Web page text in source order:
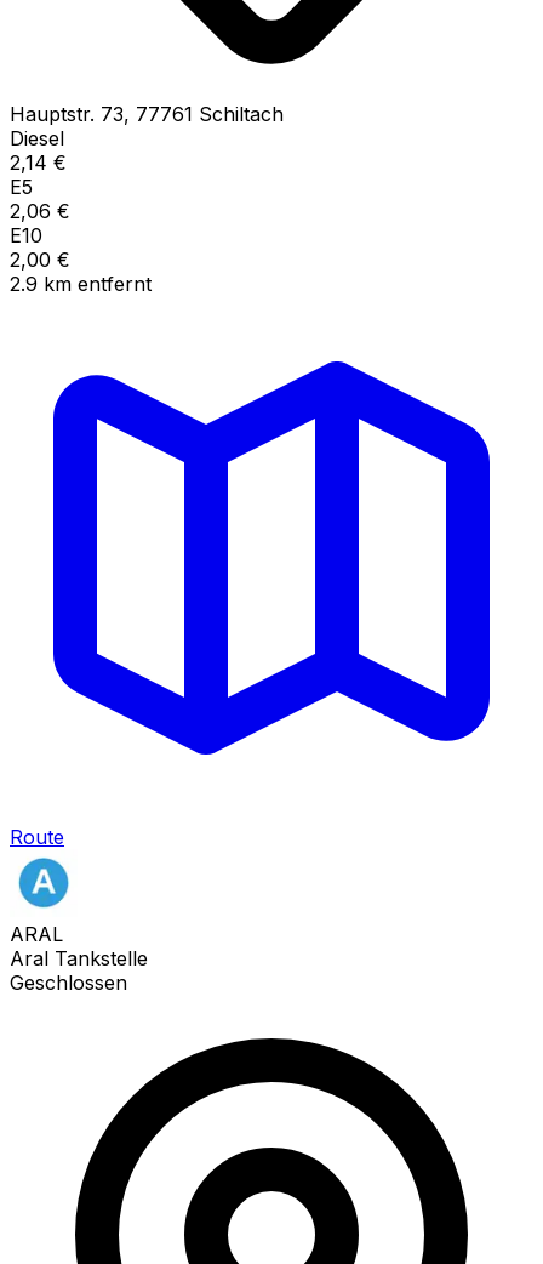
Hauptstr. 73, 77761 Schiltach
Diesel
2,14 €
E5
2,06 €
E10
2,00 €
2.9 km entfernt
Route
ARAL
Aral Tankstelle
Geschlossen